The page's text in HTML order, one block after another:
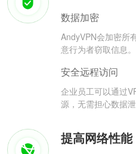
数据加密
AndyVPN会加密所
意行为者窃取信息。
安全远程访问
企业员工可以通过
源，无需担心数据泄
提高网络性能